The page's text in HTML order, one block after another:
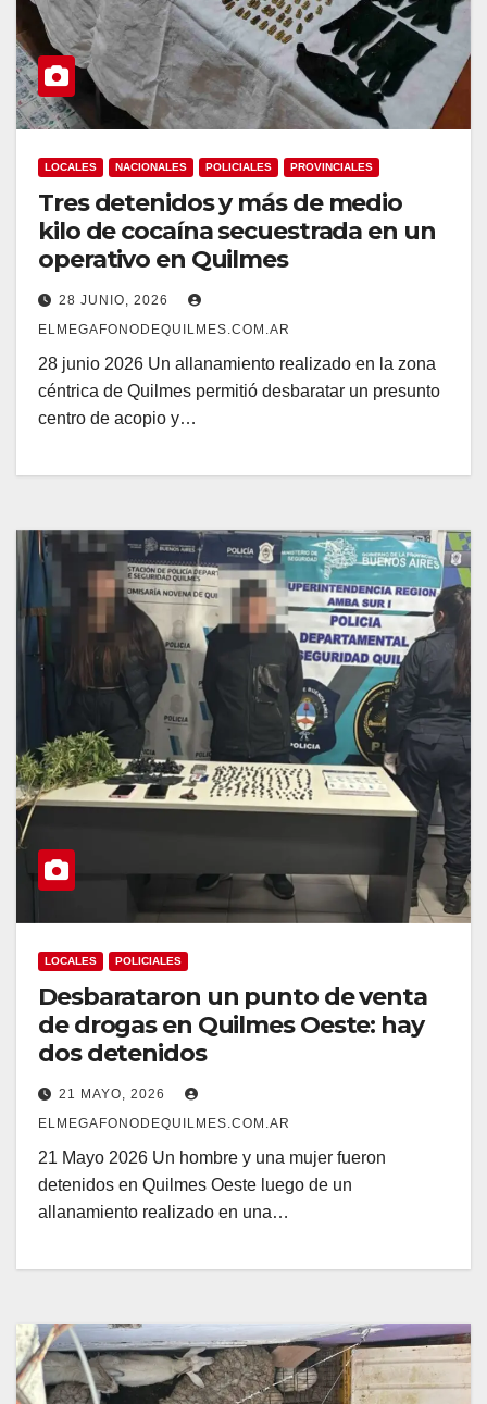
LOCALES NACIONALES POLICIALES PROVINCIALES
Tres detenidos y más de medio
kilo de cocaína secuestrada en un
operativo en Quilmes
28 JUNIO, 2026
ELMEGAFONODEQUILMES.COM.AR
28 junio 2026 Un allanamiento realizado en la zona
céntrica de Quilmes permitió desbaratar un presunto
centro de acopio y…
LOCALES POLICIALES
Desbarataron un punto de venta
de drogas en Quilmes Oeste: hay
dos detenidos
21 MAYO, 2026
ELMEGAFONODEQUILMES.COM.AR
21 Mayo 2026 Un hombre y una mujer fueron
detenidos en Quilmes Oeste luego de un
allanamiento realizado en una…